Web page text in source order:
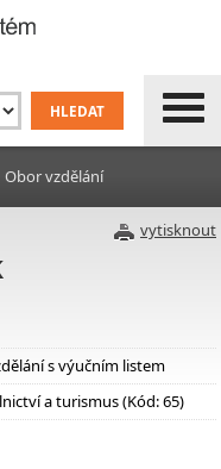
Obor vzdělání
vytisknout
s výučním listem
a turismus (Kód: 65)